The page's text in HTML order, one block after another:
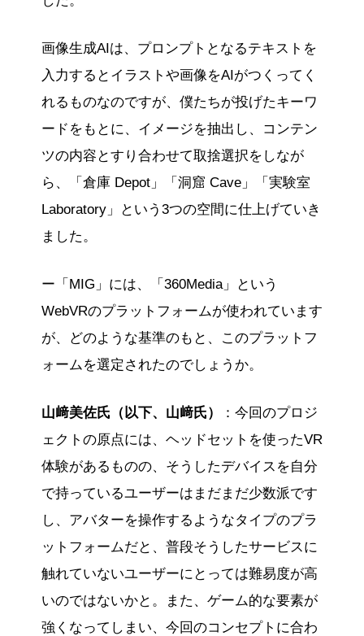
画像生成AIは、プロンプトとなるテキストを
入力するとイラストや画像をAIがつくってく
れるものなのですが、僕たちが投げたキーワ
ードをもとに、イメージを抽出し、コンテン
ツの内容とすり合わせて取捨選択をしなが
ら、「倉庫 Depot」「洞窟 Cave」「実験室
Laboratory」という3つの空間に仕上げていき
ました。
ー「MIG」には、「360Media」という
WebVRのプラットフォームが使われています
が、どのような基準のもと、このプラットフ
ォームを選定されたのでしょうか。
山﨑美佐氏（以下、山﨑氏）
：今回のプロジ
ェクトの原点には、ヘッドセットを使ったVR
体験があるものの、そうしたデバイスを自分
で持っているユーザーはまだまだ少数派です
し、アバターを操作するようなタイプのプラ
ットフォームだと、普段そうしたサービスに
触れていないユーザーにとっては難易度が高
いのではないかと。また、ゲーム的な要素が
強くなってしまい、今回のコンセプトに合わ